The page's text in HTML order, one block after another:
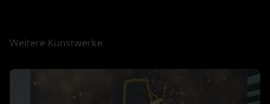
Weitere Kunstwerke